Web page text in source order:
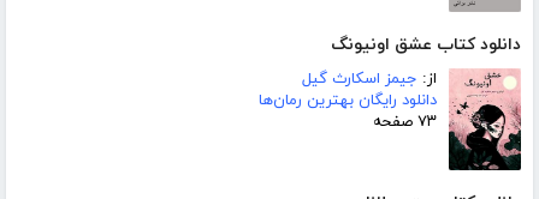
دانلود کتاب عشق اونیونگ
از: جیمز اسکارث گیل
دانلود رایگان بهترین رمان‌ها
۷۳ صفحه